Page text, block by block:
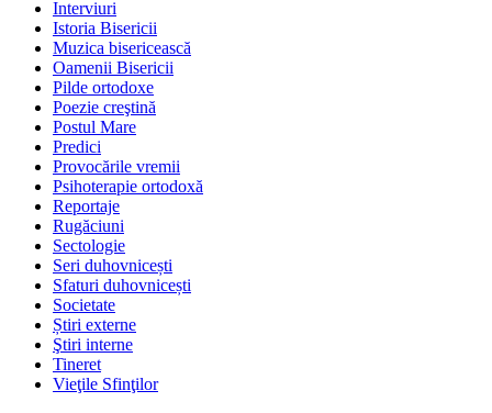
Interviuri
Istoria Bisericii
Muzica bisericească
Oamenii Bisericii
Pilde ortodoxe
Poezie creştină
Postul Mare
Predici
Provocările vremii
Psihoterapie ortodoxă
Reportaje
Rugăciuni
Sectologie
Seri duhovnicești
Sfaturi duhovnicești
Societate
Știri externe
Ştiri interne
Tineret
Vieţile Sfinţilor